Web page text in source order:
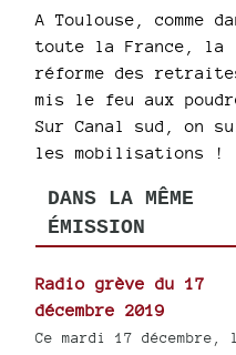
A Toulouse, comme
toute la France, la
réforme des
mis le feu aux
Sur Canal sud, on
les mobilisations !
DANS LA MÊME
ÉMISSION
Radio grève du 17
décembre 2019
Ce mardi 17 décembre,